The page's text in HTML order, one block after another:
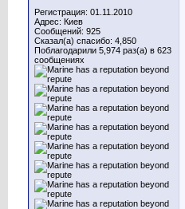
Регистрация: 01.11.2010
Адрес: Киев
Сообщений: 925
Сказал(а) спасибо: 4,850
Поблагодарили 5,974 раз(а) в 623
сообщениях